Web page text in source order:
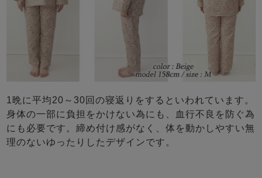
1晩に平均20～30回の寝返りをするといわれています。
身体の一部に負担をかけない為にも、血行不良を防ぐ為
にも必要です。締め付け感がなく、体を動かしやすい無
理のないゆったりしたデザインです。